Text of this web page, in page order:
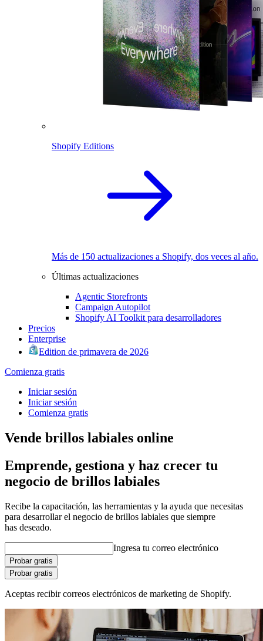
Shopify Editions
Más de 150 actualizaciones a Shopify, dos veces al año.
Últimas actualizaciones
Agentic Storefronts
Campaign Autopilot
Shopify AI Toolkit para desarrolladores
Precios
Enterprise
Edition de primavera de 2026
Comienza gratis
Iniciar sesión
Iniciar sesión
Comienza gratis
Vende brillos labiales online
Emprende, gestiona y haz crecer tu
negocio de brillos labiales
Recibe la capacitación, las herramientas y la ayuda que necesitas
para desarrollar el negocio de brillos labiales que siempre
has deseado.
Ingresa tu correo electrónico
Probar gratis
Probar gratis
Aceptas recibir correos electrónicos de marketing de Shopify.